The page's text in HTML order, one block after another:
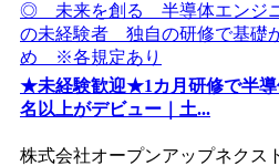
★未経験歓迎★1カ月研修で半導
名以上がデビュー｜土...
株式会社オープンアップネクス